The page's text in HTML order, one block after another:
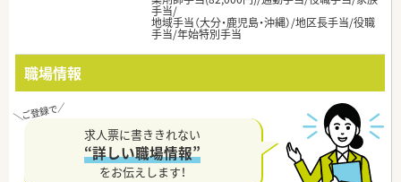
手当/
地域手当（大分・鹿児島・沖縄）/地区長手当/役職
手当/年始特別手当
職場情報
求人票に書ききれない
“詳しい職場情報”
をお伝えします！